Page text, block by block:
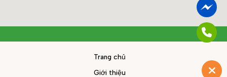
Trang chủ
Giới thiệu